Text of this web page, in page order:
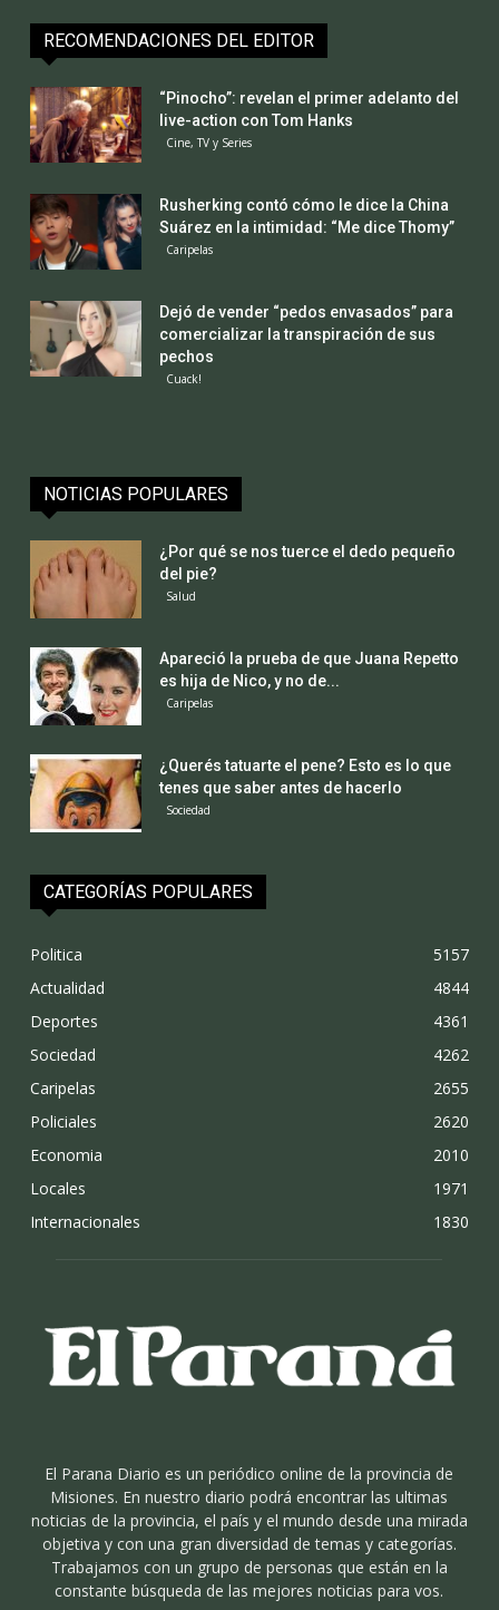
RECOMENDACIONES DEL EDITOR
“Pinocho”: revelan el primer adelanto del
live-action con Tom Hanks
Cine, TV y Series
Rusherking contó cómo le dice la China
Suárez en la intimidad: “Me dice Thomy”
Caripelas
Dejó de vender “pedos envasados” para
comercializar la transpiración de sus
pechos
Cuack!
NOTICIAS POPULARES
¿Por qué se nos tuerce el dedo pequeño
del pie?
Salud
Apareció la prueba de que Juana Repetto
es hija de Nico, y no de...
Caripelas
¿Querés tatuarte el pene? Esto es lo que
tenes que saber antes de hacerlo
Sociedad
CATEGORÍAS POPULARES
Politica
5157
Actualidad
4844
Deportes
4361
Sociedad
4262
Caripelas
2655
Policiales
2620
Economia
2010
Locales
1971
Internacionales
1830
El Parana Diario es un periódico online de la provincia de
Misiones. En nuestro diario podrá encontrar las ultimas
noticias de la provincia, el país y el mundo desde una mirada
objetiva y con una gran diversidad de temas y categorías.
Trabajamos con un grupo de personas que están en la
constante búsqueda de las mejores noticias para vos.